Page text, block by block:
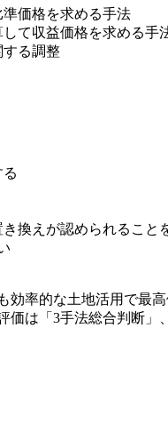
価格を求める手法
て収益価格を求める手
する調整
換えが認められること
率的な土地活用で最
は「3手法総合判断」